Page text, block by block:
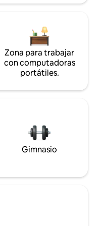
Zona para trabajar
con computadoras
portátiles.
Gimnasio